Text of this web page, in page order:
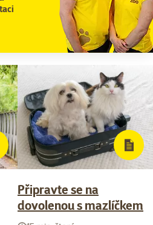
Připravte se na
dovolenou s mazlíčkem